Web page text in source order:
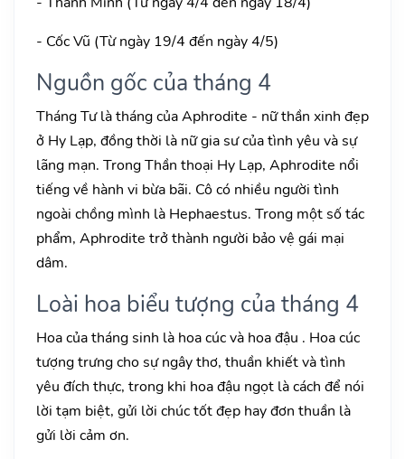
- Cốc Vũ (Từ ngày 19/4 đến ngày 4/5)
Nguồn gốc của tháng 4
Tháng Tư là tháng của Aphrodite - nữ thần xinh đẹp
ở Hy Lạp, đồng thời là nữ gia sư của tình yêu và sự
lãng mạn. Trong Thần thoại Hy Lạp, Aphrodite nổi
tiếng về hành vi bừa bãi. Cô có nhiều người tình
ngoài chồng mình là Hephaestus. Trong một số tác
phẩm, Aphrodite trở thành người bảo vệ gái mại
dâm.
Loài hoa biểu tượng của tháng 4
Hoa của tháng sinh là hoa cúc và hoa đậu . Hoa cúc
tượng trưng cho sự ngây thơ, thuần khiết và tình
yêu đích thực, trong khi hoa đậu ngọt là cách để nói
lời tạm biệt, gửi lời chúc tốt đẹp hay đơn thuần là
gửi lời cảm ơn.